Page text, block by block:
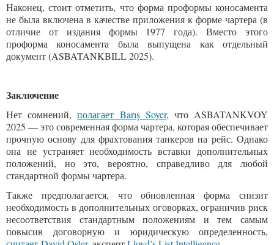
Наконец, стоит отметить, что форма проформы коносамента
не была включена в качестве приложения к форме чартера (в
отличие от издания формы 1977 года). Вместо этого
проформа коносамента была выпущена как отдельный
документ (ASBATANKBILL 2025).
Заключение
Нет сомнений,полагает Barış Soyer, что ASBATANKVOY
2025 — это современная форма чартера, которая обеспечивает
прочную основу для фрахтования танкеров на рейс. Однако
она не устраняет необходимость вставки дополнительных
положений, но это, вероятно, справедливо для любой
стандартной формы чартера.
Также предполагается, что обновленная форма снизит
необходимость в дополнительных оговорках, ограничив риск
несоответствия стандартным положениям и тем самым
повысив договорную и юридическую определенность,